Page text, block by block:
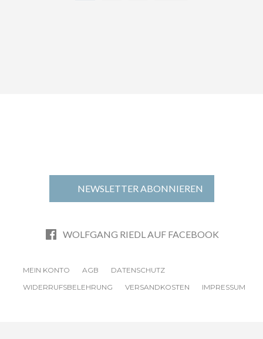
NEWSLETTER ABONNIEREN
WOLFGANG RIEDL AUF FACEBOOK
MEIN KONTO AGB
DATENSCHUTZ
WIDERRUFSBELEHRUNG
VERSANDKOSTEN IMPRESSUM